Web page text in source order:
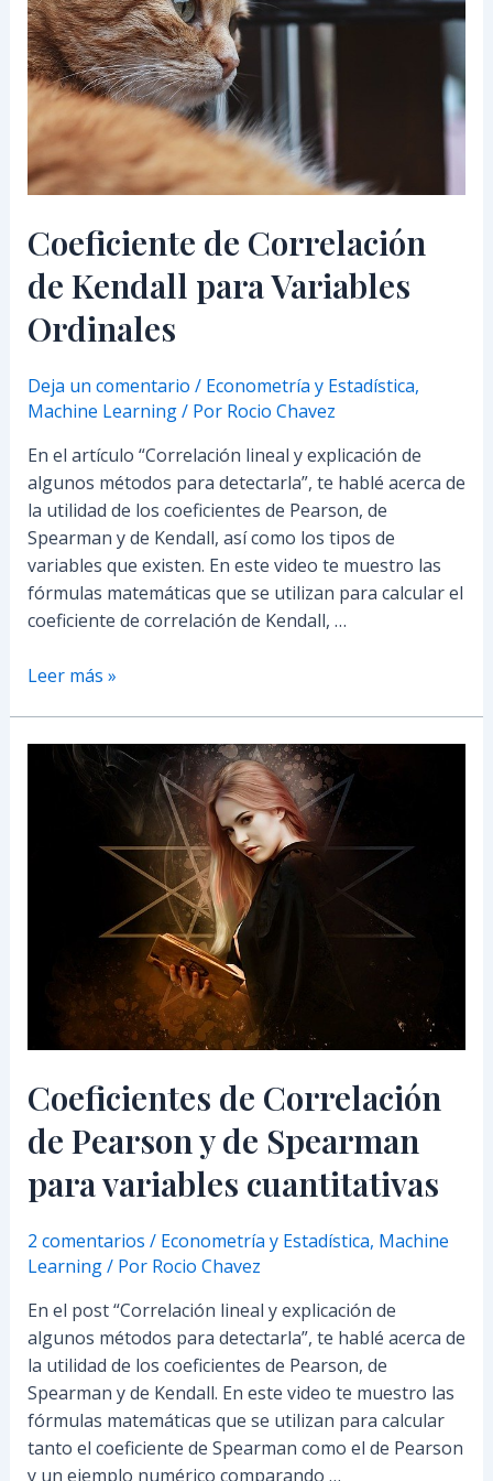
Coeficiente de Correlación
de Kendall para Variables
Ordinales
Deja un comentario / Econometría y Estadística,
Machine Learning/ Por Rocio Chavez
En el artículo “Correlación lineal y explicación de
algunos métodos para detectarla”, te hablé acerca de
la utilidad de los coeficientes de Pearson, de
Spearman y de Kendall, así como los tipos de
variables que existen. En este video te muestro las
fórmulas matemáticas que se utilizan para calcular el
coeficiente de correlación de Kendall, …
Kendall
para
Variables
Ordinales
Leer más »
Coeficientes de Correlación
de Pearson y de Spearman
para variables cuantitativas
2 comentarios / Econometría y Estadística, Machine
Learning/ Por Rocio Chavez
En el post “Correlación lineal y explicación de
algunos métodos para detectarla”, te hablé acerca de
la utilidad de los coeficientes de Pearson, de
Spearman y de Kendall. En este video te muestro las
fórmulas matemáticas que se utilizan para calcular
tanto el coeficiente de Spearman como el de Pearson
y un ejemplo numérico comparando …
Coeficientes
variables
cuantitativas